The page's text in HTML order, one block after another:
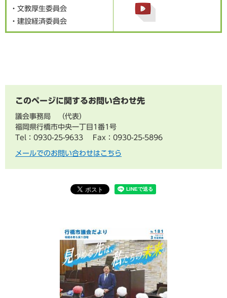
・文教厚生委員会
・建設経済委員会
このページに関するお問い合わせ先
議会事務局
代表
福岡県行橋市中央一丁目1番1号
Tel：0930-25-9633
Fax：0930-25-5896
メールでのお問い合わせはこちら